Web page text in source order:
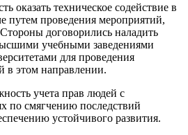
оказать техническое содействие в
путем проведения мероприятий,
договорились наладить
учебными заведениями
для проведения
в этом направлении.
учета прав людей с
по смягчению последствий
устойчивого развития.